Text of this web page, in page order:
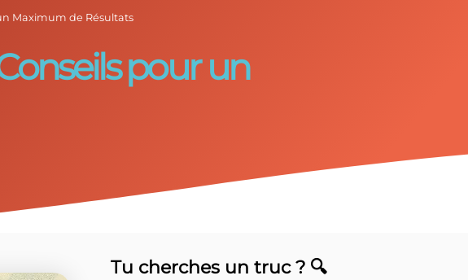
Maximum de Résultats
pour un
Tu cherches un truc ? 🔍